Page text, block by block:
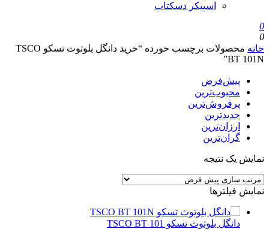
اسپیکر دسکتاپ
0
0
خانه
محصولات برچسب خورده “خرید دانگل بلوتوث تسکو TSCO
BT 101N”
پیش‌فرض
محبوب‌ترین
پرفروش‌ترین
جدیدترین
ارزان‌ترین
گران‌ترین
نمایش یک نتیجه
نمایش فیلترها
دانگل بلوتوث تسکو TSCO BT 101